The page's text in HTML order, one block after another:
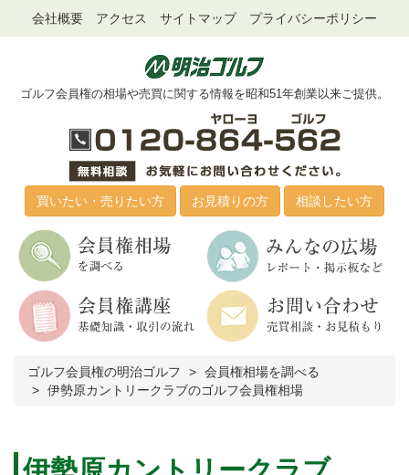
会社概要 アクセス サイトマップ プライバシーポリシー
ゴルフ会員権の相場や売買に関する情報を昭和51年創業以来ご提供。
買いたい・売りたい方 お見積りの方 相談したい方
ゴルフ会員権の明治ゴルフ
会員権相場を調べる
伊勢原カントリークラブのゴルフ会員権相場